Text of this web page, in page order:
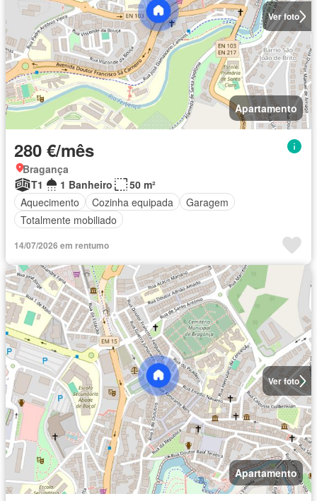
Ver foto
Apartamento
280 €/mês
Bragança
T1
1 Banheiro
50 m²
Aquecimento
Cozinha equipada
Garagem
Totalmente mobiliado
14/07/2026 em rentumo
Ver foto
Apartamento